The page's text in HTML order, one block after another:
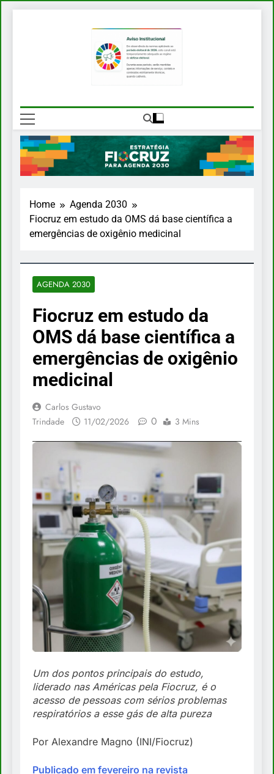
EFA 2030
2030
Home
Agenda 2030
Fiocruz em estudo da OMS dá base científica a
emergências de oxigênio medicinal
AGENDA 2030
Fiocruz em estudo da
OMS dá base científica a
emergências de oxigênio
medicinal
Carlos Gustavo
Trindade
11/02/2026 0 3 Mins
Um dos pontos principais do estudo,
liderado nas Américas pela Fiocruz, é o
acesso de pessoas com sérios problemas
respiratórios a esse gás de alta pureza
Por Alexandre Magno (INI/Fiocruz)
Publicado em fevereiro na revista